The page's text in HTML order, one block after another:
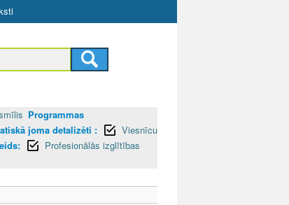
Programmas
joma detalizēti :
Viesnīcu
Profesionālās izglītības